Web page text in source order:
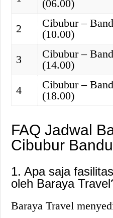
(06.00)
2
Cibubur –
(10.00)
3
Cibubur –
(14.00)
4
Cibubur –
(18.00)
FAQ Jadwal
Cibubur
1. Apa saja
oleh Baraya
Baraya Travel